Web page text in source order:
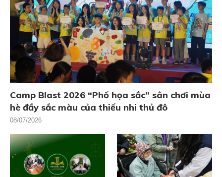
Camp Blast 2026 “Phố họa sắc” sân chơi mùa
hè đầy sắc màu của thiếu nhi thủ đô
08/07/2026